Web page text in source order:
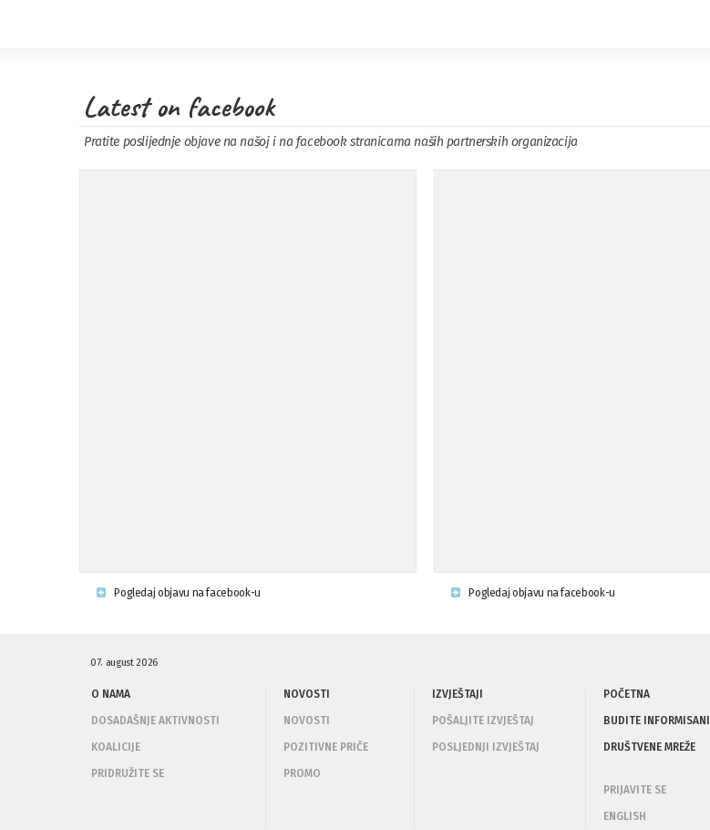
Latest on facebook
Pratite poslijednje objave na našoj i na facebook stranicama naših partnerskih organizacija
Pogledaj objavu na facebook-u Pogledaj objavu na facebook-u
07. august 2026
O NAMA
DOSADAŠNJE AKTIVNOSTI
KOALICIJE
PRIDRUŽITE SE
NOVOSTI
NOVOSTI
POZITIVNE PRIČE
PROMO
IZVJEŠTAJI
POŠALJITE IZVJEŠTAJ
POSLJEDNJI IZVJEŠTAJ
POČETNA
BUDITE INFORMISANI
DRUŠTVENE MREŽE
PRIJAVITE SE
ENGLISH